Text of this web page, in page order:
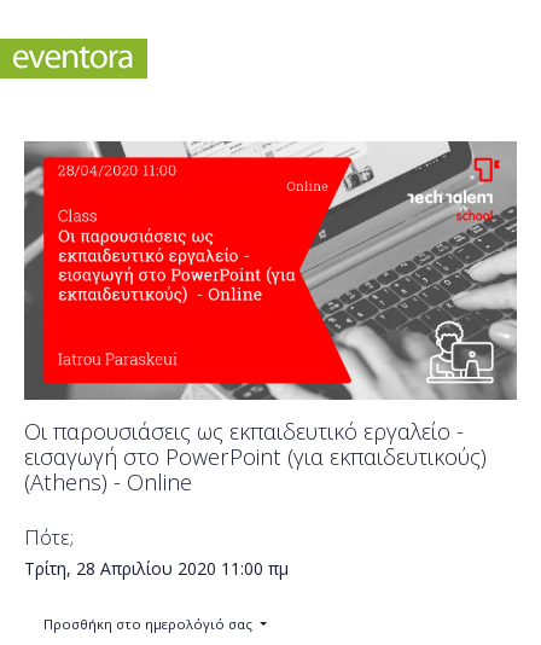
Οι παρουσιάσεις ως εκπαιδευτικό εργαλείο -
εισαγωγή στο PowerPoint (για εκπαιδευτικούς)
(Athens) - Online
Πότε;
Τρίτη, 28 Απριλίου 2020 11:00 πμ
Προσθήκη στο ημερολόγιό σας